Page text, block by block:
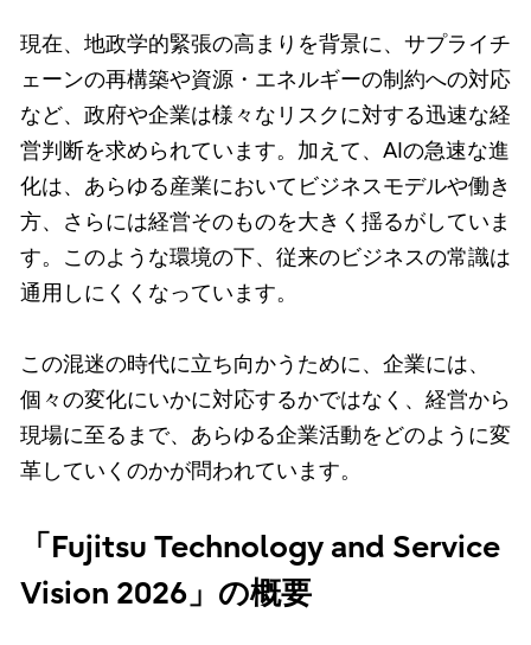
現在、地政学的緊張の高まりを背景に、サプライチ
ェーンの再構築や資源・エネルギーの制約への対応
など、政府や企業は様々なリスクに対する迅速な経
営判断を求められています。加えて、AIの急速な進
化は、あらゆる産業においてビジネスモデルや働き
方、さらには経営そのものを大きく揺るがしていま
す。このような環境の下、従来のビジネスの常識は
通用しにくくなっています。
この混迷の時代に立ち向かうために、企業には、
個々の変化にいかに対応するかではなく、経営から
現場に至るまで、あらゆる企業活動をどのように変
革していくのかが問われています。
「Fujitsu Technology and Service
Vision 2026」の概要